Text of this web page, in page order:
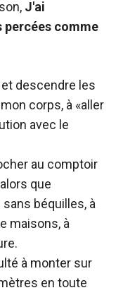
J'ai
percées comme
descendre les
corps, à «aller
avec le
au comptoir
que
béquilles, à
maisons, à
à monter sur
en toute